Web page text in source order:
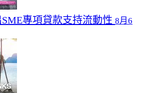
專項貸款支持流動性 8月6